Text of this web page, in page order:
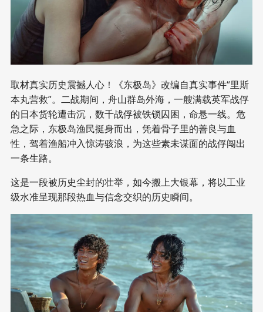
取材真实历史震撼人心！《东极岛》改编自真实事件“里斯
本丸营救”。二战期间，舟山群岛外海，一艘满载英军战俘
的日本货轮遭击沉，数千战俘被铁锁囚困，命悬一线。危
急之际，东极岛渔民挺身而出，凭着骨子里的善良与血
性，驾着渔船冲入惊涛骇浪，为这些素未谋面的战俘闯出
一条生路。
这是一段被历史尘封的壮举，如今搬上大银幕，将以工业
级水准呈现那段热血与信念交织的历史瞬间。